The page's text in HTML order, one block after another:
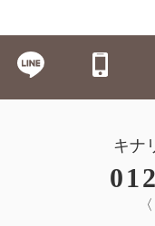
キナ